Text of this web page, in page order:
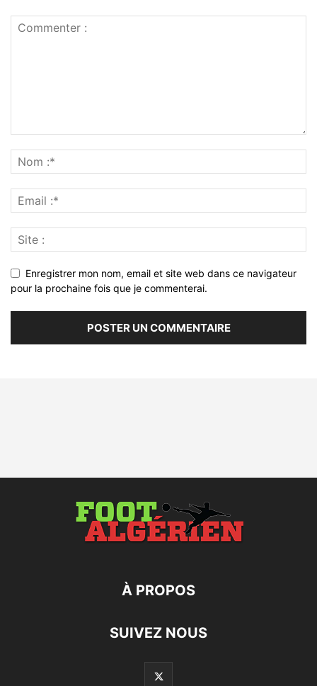
Enregistrer mon nom, email et site web dans ce navigateur
pour la prochaine fois que je commenterai.
À PROPOS
SUIVEZ NOUS